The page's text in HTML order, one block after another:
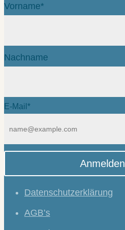
Vorname*
Nachname
E-Mail*
Anmelden
Datenschutzerklärung
AGB’s